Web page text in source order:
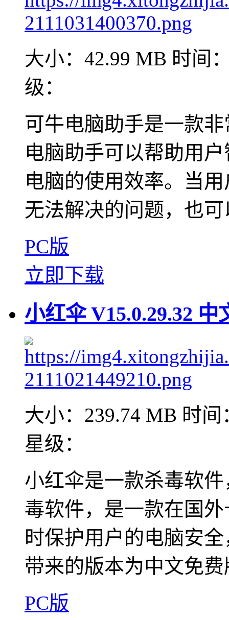
大小：42.99 MB 时间
级：
可牛电脑助手是一款
电脑助手可以帮助用
电脑的使用效率。当
无法解决的问题，也
PC版
立即下载
小红伞 V15.0.29.32 中
大小：239.74 MB 时间
星级：
小红伞是一款杀毒软
毒软件，是一款在国
时保护用户的电脑安
带来的版本为中文免
PC版